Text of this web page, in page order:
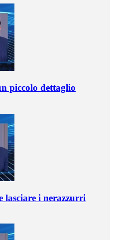
piccolo dettaglio
lasciare i nerazzurri